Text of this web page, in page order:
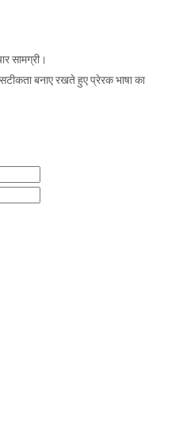
सामग्री।
बनाए रखते हुए प्रेरक भाषा का